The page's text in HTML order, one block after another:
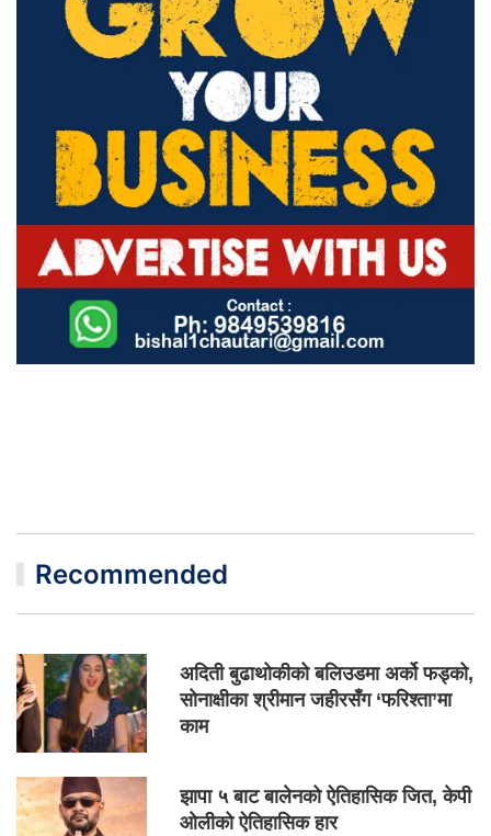
Recommended
अदिती बुढाथोकीको बलिउडमा अर्को फड्को,
सोनाक्षीका श्रीमान जहीरसँग ‘फरिश्ता’मा
काम
झापा ५ बाट बालेनको ऐतिहासिक जित, केपी
ओलीको ऐतिहासिक हार